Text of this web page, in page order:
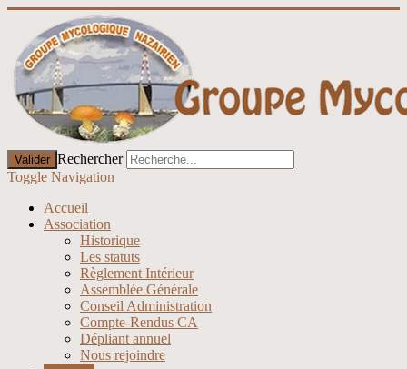
Valider Rechercher
Toggle Navigation
Accueil
Association
Historique
Les statuts
Règlement Intérieur
Assemblée Générale
Conseil Administration
Compte-Rendus CA
Dépliant annuel
Nous rejoindre